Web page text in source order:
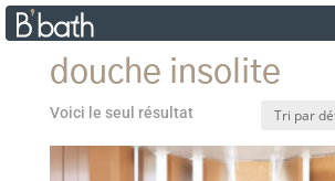
douche insolite
Voici le seul résultat